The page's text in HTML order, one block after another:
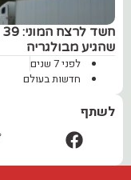
שהגיע מבולגריה
לפני 7 שנים
חדשות בעולם
לשתף